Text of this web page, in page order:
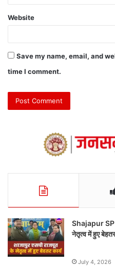
Website
Save my name, email, and
time I comment.
Shajapur SP
नेतृत्व में हुए बेहतर
July 4, 2026